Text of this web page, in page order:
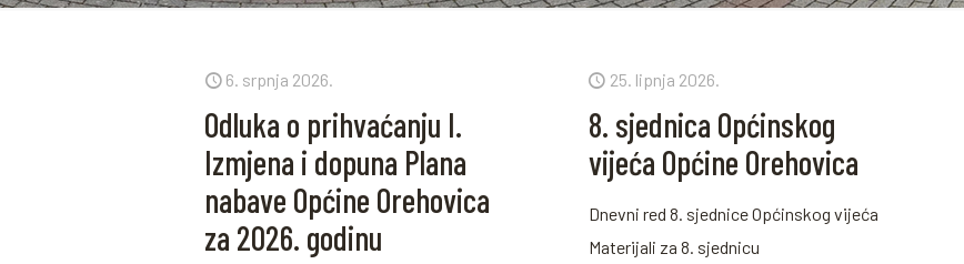
6. srpnja 2026.
Odluka o prihvaćanju I.
Izmjena i dopuna Plana
nabave Općine Orehovica
za 2026. godinu
25. lipnja 2026.
8. sjednica Općinskog
vijeća Općine Orehovica
Dnevni red 8. sjednice Općinskog vijeća
Materijali za 8. sjednicu